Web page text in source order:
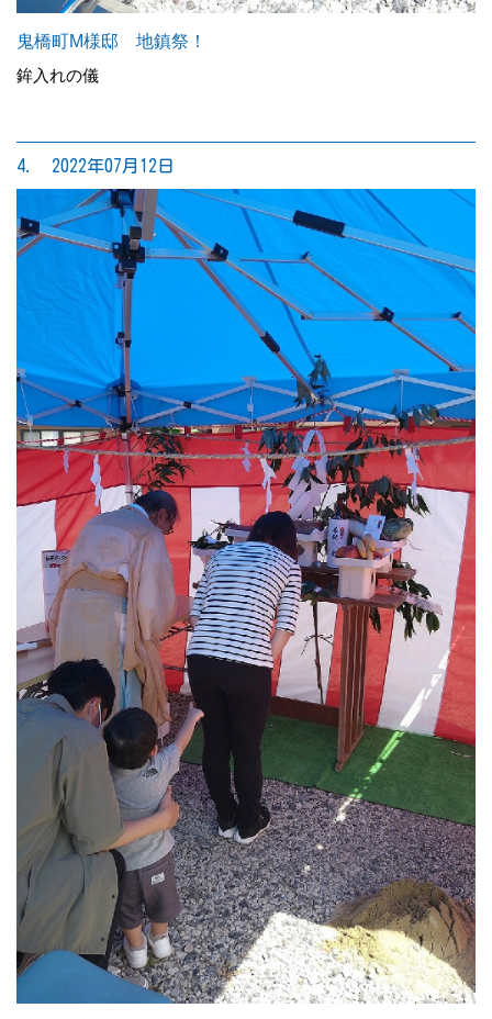
鬼橋町M様邸 地鎮祭！
鉾入れの儀
4. 2022年07月12日